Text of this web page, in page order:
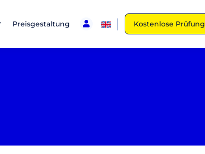
Preisgestaltung Kostenlose Prüfung